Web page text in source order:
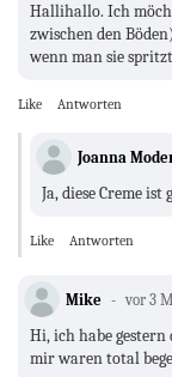
Hallihallo. Ich
zwischen den
wenn man sie
Like Antworten
Joanna
Ja, diese Creme
Like Antworten
Mike vor 3
Hi, ich habe
mir waren total